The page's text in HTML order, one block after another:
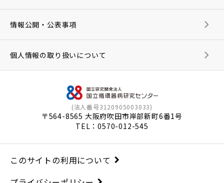
(法人番号3120905003033)
〒564-8565 大阪府吹田市岸部新町6番1号
TEL：0570-012-545
情報公開・公表事項
個人情報の取り扱いについて
このサイトの利用について